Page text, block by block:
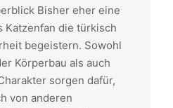
Bisher eher eine
Katzenfan die türkisch
begeistern. Sowohl
Körperbau als auch
sorgen dafür,
von anderen